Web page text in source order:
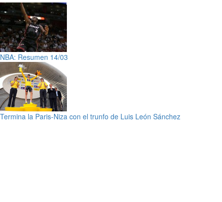
NBA: Resumen 14/03
Termina la Paris-Niza con el trunfo de Luis León Sánchez